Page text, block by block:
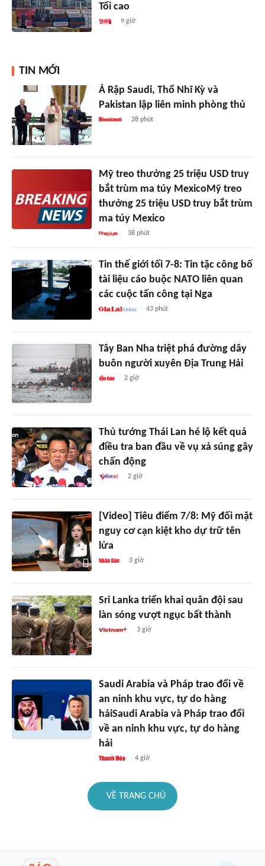
Tối cao
9 giờ
TIN MỚI
Ả Rập Saudi, Thổ Nhĩ Kỳ và
Pakistan lập liên minh phòng thủ
28 phút
Mỹ treo thưởng 25 triệu USD truy
bắt trùm ma túy MexicoMỹ treo
thưởng 25 triệu USD truy bắt trùm
ma túy Mexico
38 phút
Tin thế giới tối 7-8: Tin tặc công bố
tài liệu cáo buộc NATO liên quan
các cuộc tấn công tại Nga
43 phút
Tây Ban Nha triệt phá đường dây
buôn người xuyên Địa Trung Hải
2 giờ
Thủ tướng Thái Lan hé lộ kết quả
điều tra ban đầu về vụ xả súng gây
chấn động
2 giờ
[Video] Tiêu điểm 7/8: Mỹ đối mặt
nguy cơ cạn kiệt kho dự trữ tên
lửa
3 giờ
Sri Lanka triển khai quân đội sau
làn sóng vượt ngục bất thành
3 giờ
Saudi Arabia và Pháp trao đổi về
an ninh khu vực, tự do hàng
hảiSaudi Arabia và Pháp trao đổi
về an ninh khu vực, tự do hàng
hải
4 giờ
VỀ TRANG CHỦ